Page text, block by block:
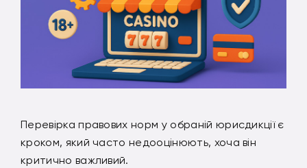
Перевірка правових норм у обраній юрисдикції є
кроком, який часто недооцінюють, хоча він
критично важливий.